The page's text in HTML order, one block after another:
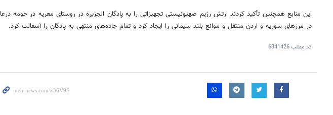
این منابع همچنین تأکید کردند ارتش رژیم صهیونیستی تجهیزاتی را به پادگان الجزیره در روستای معریه در حومه درعا
در مرزهای سوریه و اردن منتقل و موانع بلند سیمانی را ایجاد کرد و تمام جاده‌های منتهی به پادگان را آسفالت کرد.
کد مطلب6341426
روزنامه‌های صبح یکشنبه ۱۸ مرداد ۱۴۰۵